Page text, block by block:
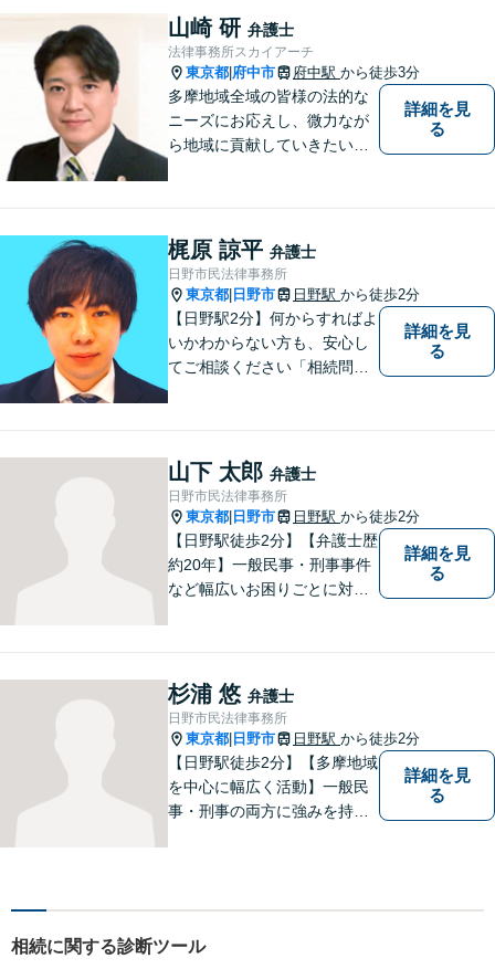
ください。 ご相談・ご依頼い
ただいた際には、精一杯サポ
ートいたします。
山崎 研 弁護士
法律事務所スカイアーチ
東京都 府中市 府中駅 から徒歩3分
多摩地域全域の皆様の法的な
ニーズにお応えし、微力なが
ら地域に貢献していきたいと
詳細を見
る
梶原 諒平 弁護士
日野市民法律事務所
東京都 日野市 日野駅 から徒歩2分
【日野駅2分】何からすればよ
いかわからない方も、安心し
てご相談ください「相続問
ト：誹謗中傷の削除、発信者
情報開示請求、名誉毀損によ
る損害賠償、企業や飲食店の
風評被害対策など」
詳細を見
る
山下 太郎 弁護士
日野市民法律事務所
東京都 日野市 日野駅 から徒歩2分
【日野駅徒歩2分】【弁護士歴
約20年】一般民事・刑事事件
など幅広いお困りごとに対応
とつの問題に真剣に向き合
い、最善の解決を目指しま
す。
詳細を見
る
杉浦 悠 弁護士
日野市民法律事務所
東京都 日野市 日野駅 から徒歩2分
【日野駅徒歩2分】【多摩地域
を中心に幅広く活動】一般民
事・刑事の両方に強みを持つ
です。まずはお気軽にご相談
詳細を見
る
相続に関する診断ツール